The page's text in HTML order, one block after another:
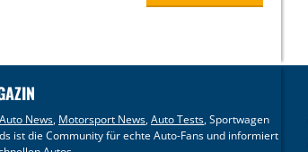
Auto News, Motorsport News,Auto Tests, Sportwagen
ist die Community für echte Auto-Fans und informiert